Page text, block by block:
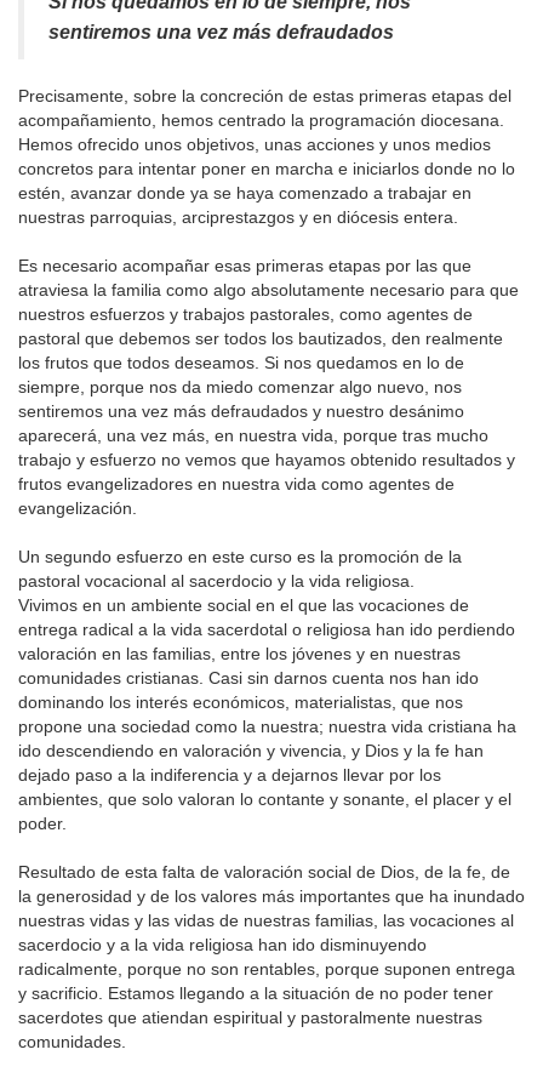
sentiremos una vez más defraudados
Precisamente, sobre la concreción de estas primeras etapas del
acompañamiento, hemos centrado la programación diocesana.
Hemos ofrecido unos objetivos, unas acciones y unos medios
concretos para intentar poner en marcha e iniciarlos donde no lo
estén, avanzar donde ya se haya comenzado a trabajar en
nuestras parroquias, arciprestazgos y en diócesis entera.
Es necesario acompañar esas primeras etapas por las que
atraviesa la familia como algo absolutamente necesario para que
nuestros esfuerzos y trabajos pastorales, como agentes de
pastoral que debemos ser todos los bautizados, den realmente
los frutos que todos deseamos. Si nos quedamos en lo de
siempre, porque nos da miedo comenzar algo nuevo, nos
sentiremos una vez más defraudados y nuestro desánimo
aparecerá, una vez más, en nuestra vida, porque tras mucho
trabajo y esfuerzo no vemos que hayamos obtenido resultados y
frutos evangelizadores en nuestra vida como agentes de
evangelización.
Un segundo esfuerzo en este curso es la promoción de la
pastoral vocacional al sacerdocio y la vida religiosa.
Vivimos en un ambiente social en el que las vocaciones de
entrega radical a la vida sacerdotal o religiosa han ido perdiendo
valoración en las familias, entre los jóvenes y en nuestras
comunidades cristianas. Casi sin darnos cuenta nos han ido
dominando los interés económicos, materialistas, que nos
propone una sociedad como la nuestra; nuestra vida cristiana ha
ido descendiendo en valoración y vivencia, y Dios y la fe han
dejado paso a la indiferencia y a dejarnos llevar por los
ambientes, que solo valoran lo contante y sonante, el placer y el
poder.
Resultado de esta falta de valoración social de Dios, de la fe, de
la generosidad y de los valores más importantes que ha inundado
nuestras vidas y las vidas de nuestras familias, las vocaciones al
sacerdocio y a la vida religiosa han ido disminuyendo
radicalmente, porque no son rentables, porque suponen entrega
y sacrificio. Estamos llegando a la situación de no poder tener
sacerdotes que atiendan espiritual y pastoralmente nuestras
comunidades.